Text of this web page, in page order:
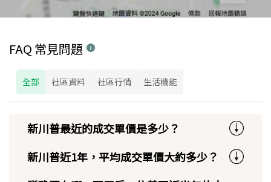
FAQ 常見問題
全部 社區資料 社區行情 生活機能
新川普最近的成交單價是多少？
新川普近1年，平均成交單價大約多少？